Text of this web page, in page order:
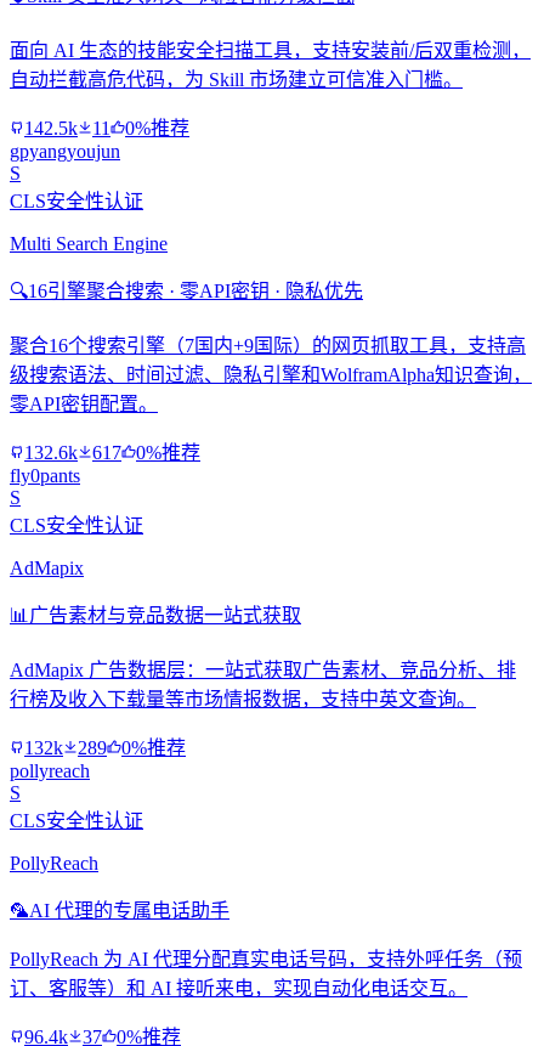
面向 AI 生态的技能安全扫描工具，支持安装前/后双重检测，
自动拦截高危代码，为 Skill 市场建立可信准入门槛。
142.5k 11
0%推荐
gpyangyoujun
S
CLS安全性认证
Multi Search Engine
🔍16引擎聚合搜索 · 零API密钥 · 隐私优先
聚合16个搜索引擎（7国内+9国际）的网页抓取工具，支持高
级搜索语法、时间过滤、隐私引擎和WolframAlpha知识查询，
零API密钥配置。
132.6k 617
0%推荐
fly0pants
S
CLS安全性认证
AdMapix
📊 广告素材与竞品数据一站式获取
AdMapix 广告数据层：一站式获取广告素材、竞品分析、排
行榜及收入下载量等市场情报数据，支持中英文查询。
132k 289
0%推荐
pollyreach
S
CLS安全性认证
PollyReach
🦜AI 代理的专属电话助手
PollyReach 为 AI 代理分配真实电话号码，支持外呼任务（预
订、客服等）和 AI 接听来电，实现自动化电话交互。
96.4k 37 0%推荐